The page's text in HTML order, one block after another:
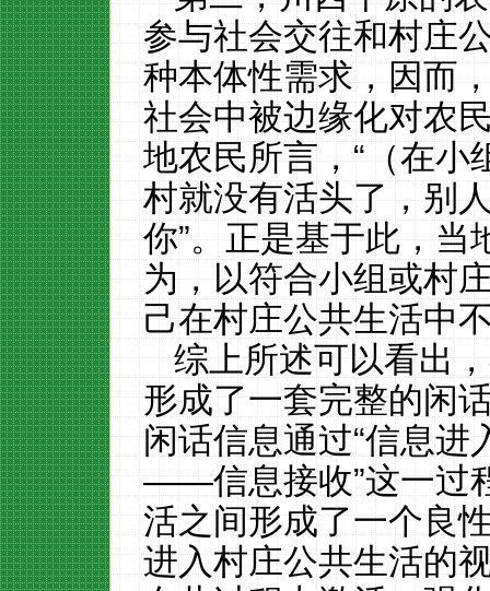
参与社会交往和村庄
种本体性需求，因而
社会中被边缘化对农
地农民所言，“（在小
村就没有活头了，别
你”。正是基于此，当
为，以符合小组或村
己在村庄公共生活中
综上所述可以看出
形成了一套完整的闲
闲话信息通过“信息
——信息接收”这一过
活之间形成了一个良
进入村庄公共生活的